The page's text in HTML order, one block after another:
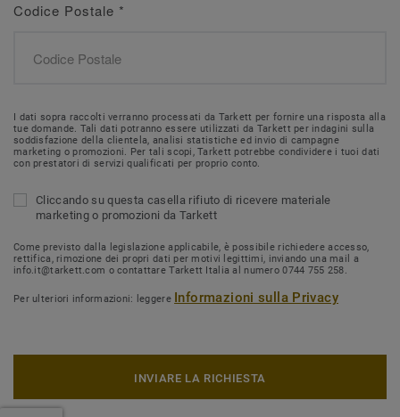
Codice Postale *
I dati sopra raccolti verranno processati da Tarkett per fornire una risposta alla
tue domande. Tali dati potranno essere utilizzati da Tarkett per indagini sulla
soddisfazione della clientela, analisi statistiche ed invio di campagne
marketing o promozioni. Per tali scopi, Tarkett potrebbe condividere i tuoi dati
con prestatori di servizi qualificati per proprio conto.
Cliccando su questa casella rifiuto di ricevere materiale
marketing o promozioni da Tarkett
Come previsto dalla legislazione applicabile, è possibile richiedere accesso,
rettifica, rimozione dei propri dati per motivi legittimi, inviando una mail a
info.it@tarkett.com o contattare Tarkett Italia al numero 0744 755 258.
Per ulteriori informazioni: leggere Informazioni sulla Privacy
INVIARE LA RICHIESTA